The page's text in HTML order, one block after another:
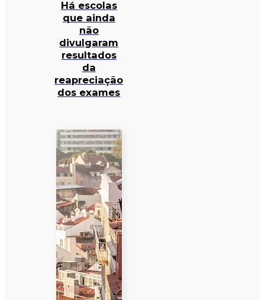
Há escolas
que ainda
não
divulgaram
resultados
da
reapreciação
dos exames